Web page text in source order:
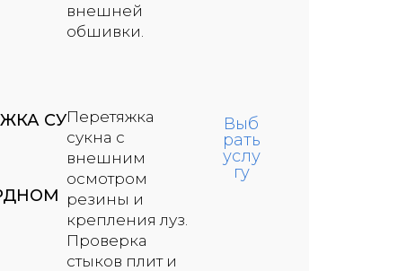
внешней
обшивки.
СУПеретяжка
сукна с
внешним
осмотром
резины и
крепления луз.
Проверка
стыков плит и
Выб
рать
услу
гу